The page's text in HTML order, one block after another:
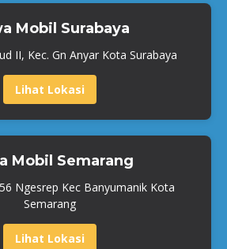
Mobil Surabaya
II, Kec. Gn Anyar Kota Surabaya
Lihat Lokasi
Mobil Semarang
Ngesrep Kec Banyumanik Kota
Semarang
Lihat Lokasi